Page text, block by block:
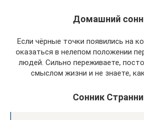
Домашний
Если чёрные точки появились на
оказаться в нелепом положении
людей. Сильно переживаете,
смыслом жизни и не знаете,
Сонник